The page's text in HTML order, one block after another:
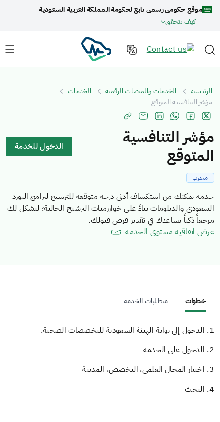
موقع حكومي رسمي تابع لحكومة المملكة العربية السعودية
كيف تتحقق
الرئيسية الخدمات والمنصات الرقمية
الخدمات
مؤشر التنافسية المتوقع
مؤشر التنافسية
المتوقع
الدخول للخدمة
متدرب
خدمة تمكنك من استكشاف أدنى درجة متوقعة للترشيح لبرامج البورد
السعودي والدبلومات بناءً على خوارزميات الترشيح الحالية؛ ليشكل لك
مرجعاً ذكياً يساعدك في تقدير فرص قبولك.
عرض اتفاقية مستوى الخدمة
خطوات متطلبات الخدمة
1. الدخول إلى بوابة الهيئة السعودية للتخصصات الصحية.
2. الدخول على الخدمة
3. اختيار المجال العلمي، التخصص، المدينة
4. البحث